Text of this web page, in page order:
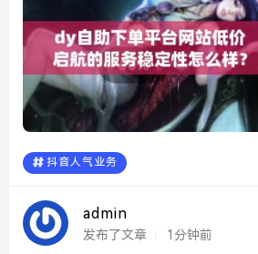
抖音人气业务
admin
发布了文章 1分钟前